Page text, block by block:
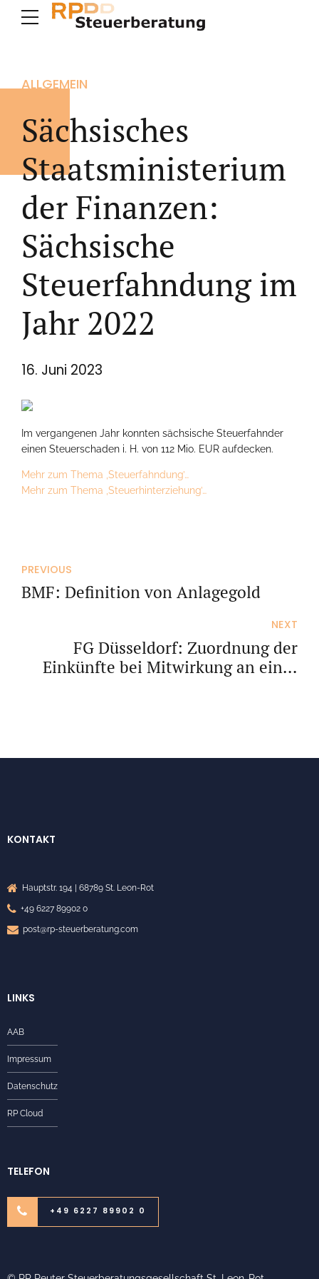
ALLGEMEIN
Sächsisches
Staatsministerium
der Finanzen:
Sächsische
Steuerfahndung im
Jahr 2022
16. Juni 2023
Im vergangenen Jahr konnten sächsische Steuerfahnder
einen Steuerschaden i. H. von 112 Mio. EUR aufdecken.
Mehr zum Thema ‚Steuerfahndung’…
Mehr zum Thema ‚Steuerhinterziehung’…
PREVIOUS
BMF: Definition von Anlagegold
NEXT
FG Düsseldorf: Zuordnung der
Einkünfte bei Mitwirkung an einer
KONTAKT
Hauptstr. 194 | 68789 St. Leon-Rot
+49 6227 89902 0
post@rp-steuerberatung.com
LINKS
AAB
Impressum
Datenschutz
RP Cloud
TELEFON
+49 6227 89902 0